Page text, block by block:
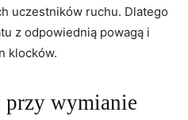
uczestników ruchu. Dlatego
z odpowiednią powagą i
klocków.
przy wymianie